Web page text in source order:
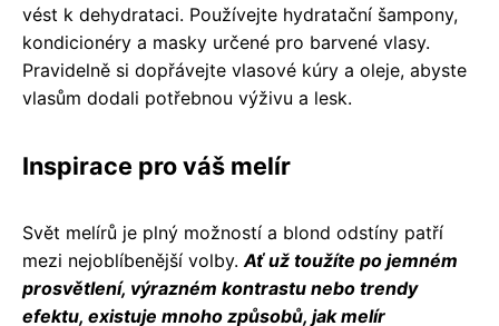
vést k dehydrataci. Používejte hydratační šampony,
kondicionéry a masky určené pro barvené vlasy.
Pravidelně si dopřávejte vlasové kúry a oleje, abyste
vlasům dodali potřebnou výživu a lesk.
Inspirace pro váš melír
Svět melírů je plný možností a blond odstíny patří
mezi nejoblíbenější volby. Ať už toužíte po jemném
prosvětlení, výrazném kontrastu nebo trendy
efektu, existuje mnoho způsobů, jak melír